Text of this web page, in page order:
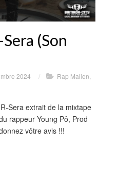
(Son
2024 / Rap Malien
Sera extrait de la mixtape
rappeur Young Pô, Prod
vôtre avis !!!